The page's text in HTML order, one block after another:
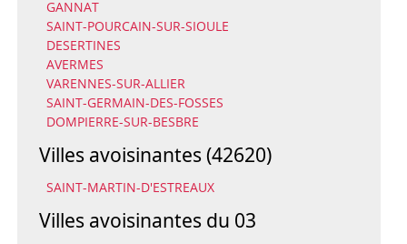
GANNAT
SAINT-POURCAIN-SUR-SIOULE
DESERTINES
AVERMES
VARENNES-SUR-ALLIER
SAINT-GERMAIN-DES-FOSSES
DOMPIERRE-SUR-BESBRE
Villes avoisinantes (42620)
SAINT-MARTIN-D'ESTREAUX
Villes avoisinantes du 03